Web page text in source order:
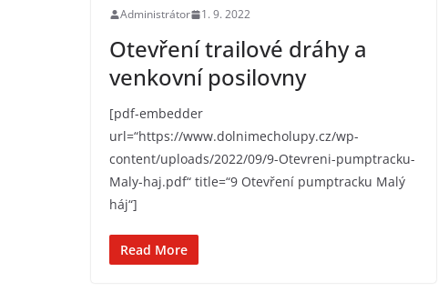
Administrátor 1. 9. 2022
Otevření trailové dráhy a
venkovní posilovny
[pdf-embedder
url=“https://www.dolnimecholupy.cz/wp-
content/uploads/2022/09/9-Otevreni-pumptracku-
Maly-haj.pdf“ title=“9 Otevření pumptracku Malý
háj“]
Read More